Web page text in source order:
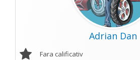
Adrian Dan
Fara calificativ